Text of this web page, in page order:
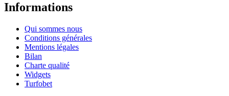
Informations
Qui sommes nous
Conditions générales
Mentions légales
Bilan
Charte qualité
Widgets
Turfobet